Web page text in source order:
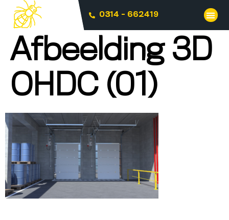
0314 - 662419
Afbeelding 3D
OHDC (01)